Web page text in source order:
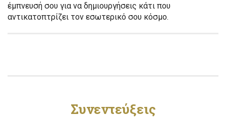
έμπνευσή σου για να δημιουργήσεις κάτι που
αντικατοπτρίζει τον εσωτερικό σου κόσμο.
Συνεντεύξεις